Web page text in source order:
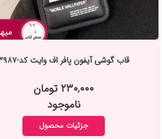
قاب گوشی آیفون پافر اف وایت کد-۳۳۹۸۷
۲۳۰,۰۰۰ تومان
ناموجود
جزئیات محصول